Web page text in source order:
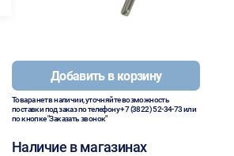
Добавить в корзину
Товара нет в наличии, уточняйте возможность
поставки под заказ по телефону+7 (3822) 52-34-73или
по кнопке "Заказать звонок"
Наличие в магазинах